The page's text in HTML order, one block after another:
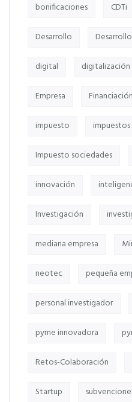
bonificaciones CDTi
Desarrollo
digital digitalización
Empresa Financiación
impuesto impuestos
Impuesto sociedades
innovación
Investigación
mediana empresa
neotec pequeña
personal investigador
pyme innovadora
Retos-Colaboración
Startup